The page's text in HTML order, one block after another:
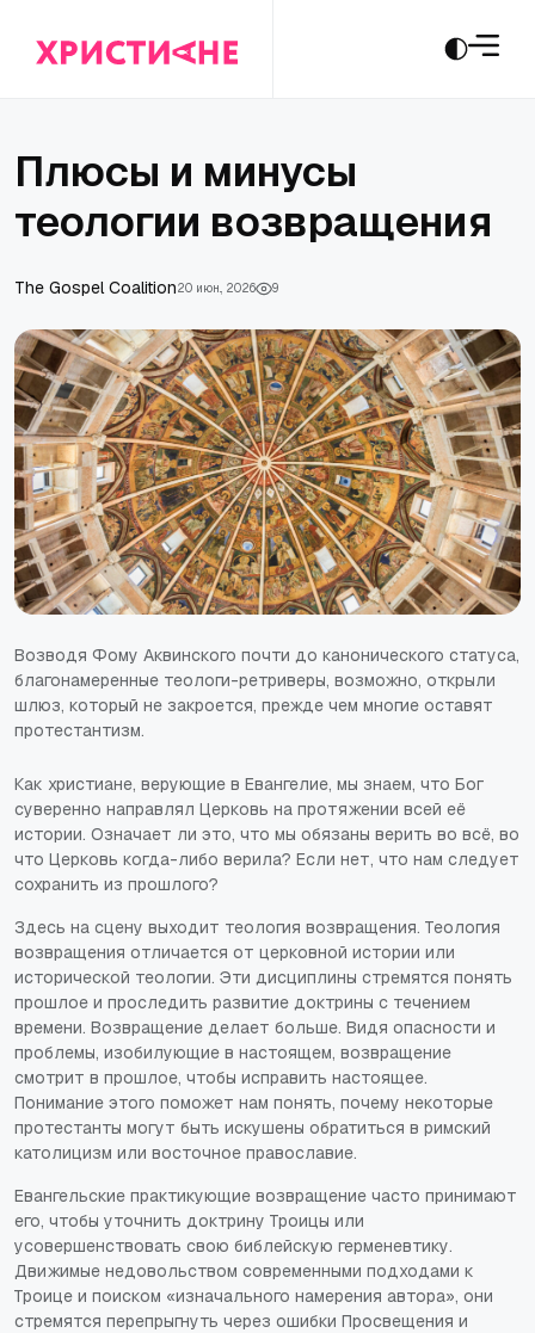
Плюсы и минусы
теологии возвращения
The Gospel Coalition20 июн., 2026 9
Возводя Фому Аквинского почти до канонического статуса,
благонамеренные теологи-ретриверы, возможно, открыли
шлюз, который не закроется, прежде чем многие оставят
протестантизм.
Как христиане, верующие в Евангелие, мы знаем, что Бог
суверенно направлял Церковь на протяжении всей её
истории. Означает ли это, что мы обязаны верить во всё, во
что Церковь когда-либо верила? Если нет, что нам следует
сохранить из прошлого?
Здесь на сцену выходит теология возвращения. Теология
возвращения отличается от церковной истории или
исторической теологии. Эти дисциплины стремятся понять
прошлое и проследить развитие доктрины с течением
времени. Возвращение делает больше. Видя опасности и
проблемы, изобилующие в настоящем, возвращение
смотрит в прошлое, чтобы исправить настоящее.
Понимание этого поможет нам понять, почему некоторые
протестанты могут быть искушены обратиться в римский
католицизм или восточное православие.
Евангельские практикующие возвращение часто принимают
его, чтобы уточнить доктрину Троицы или
усовершенствовать свою библейскую герменевтику.
Движимые недовольством современными подходами к
Троице и поиском «изначального намерения автора», они
стремятся перепрыгнуть через ошибки Просвещения и